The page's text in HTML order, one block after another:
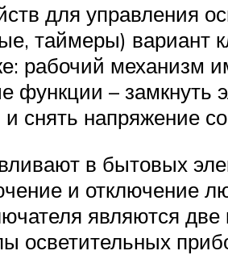
для управления
таймеры) вариант
рабочий механизм
функции – замкнуть
снять напряжение
в бытовых
и отключение
являются
осветительных